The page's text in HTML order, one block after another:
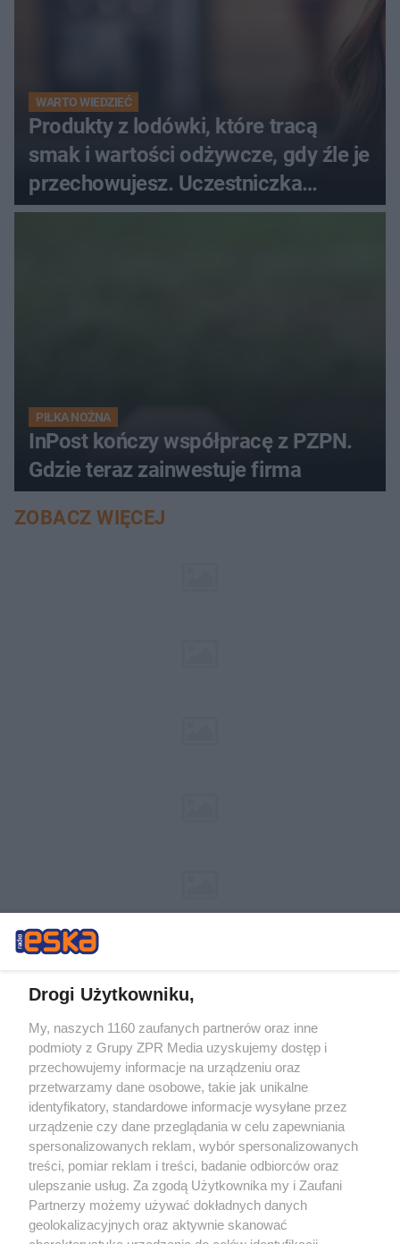
WARTO WIEDZIEĆ
Produkty z lodówki, które tracą
smak i wartości odżywcze, gdy źle je
przechowujesz. Uczestniczka
"MasterChefa"
PIŁKA NOŻNA
InPost kończy współpracę z PZPN.
Gdzie teraz zainwestuje firma
ZOBACZ WIĘCEJ
Żaden utwór zamieszczony w serwisie nie może być powielany i
rozpowszechniany lub dalej rozpowszechniany w jakikolwiek sposób (w
tym także elektroniczny lub mechaniczny) na jakimkolwiek polu
eksploatacji w jakiejkolwiek formie, włącznie z umieszczaniem w
Internecie bez pisemnej zgody właściciela praw. Jakiekolwiek użycie lub
wykorzystanie utworów w całości lub w części z naruszeniem prawa,
tzn. bez właściwej zgody, jest zabronione pod groźbą kary i może być
ścigane prawnie.
Drogi Użytkowniku,
My, naszych 1160 zaufanych partnerów oraz inne
podmioty z Grupy ZPR Media uzyskujemy dostęp i
przechowujemy informacje na urządzeniu oraz
przetwarzamy dane osobowe, takie jak unikalne
identyfikatory, standardowe informacje wysyłane przez
urządzenie czy dane przeglądania w celu zapewniania
spersonalizowanych reklam, wybór spersonalizowanych
treści, pomiar reklam i treści, badanie odbiorców oraz
ulepszanie usług. Za zgodą Użytkownika my i Zaufani
Partnerzy możemy używać dokładnych danych
geolokalizacyjnych oraz aktywnie skanować